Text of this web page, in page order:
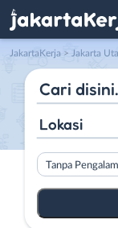
JakartaKerja > Jakarta
Lokasi
Tanpa